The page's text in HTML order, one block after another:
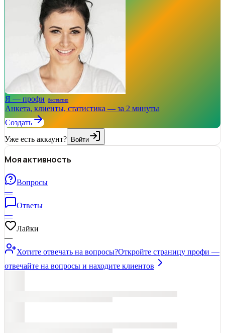
Я — профи бесплатно
Анкета, клиенты, статистика — за 2 минуты
Создать
Уже есть аккаунт? Войти
Моя активность
Вопросы
—
Ответы
—
Лайки
—
Хотите отвечать на вопросы?Откройте страницу профи —
отвечайте на вопросы и находите клиентов